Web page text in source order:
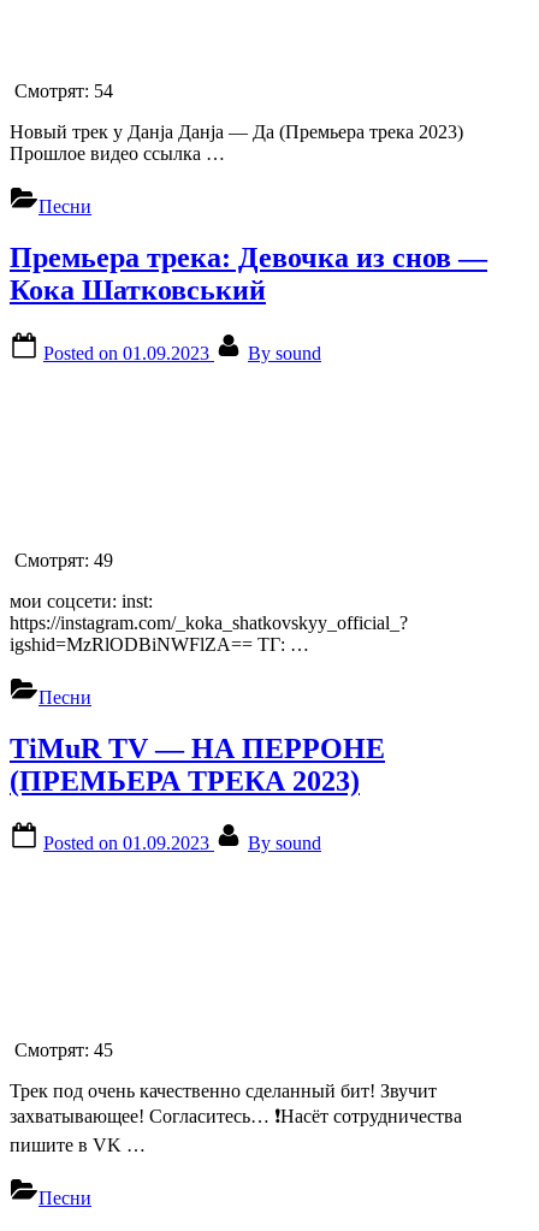
Смотрят: 54
Новый трек у Данja Данja — Да (Премьера трека 2023)
Прошлое видео ссылка …
Песни
Премьера трека: Девочка из снов —
Кока Шатковський
Posted on 01.09.2023 By sound
Смотрят: 49
мои соцсети: inst:
https://instagram.com/_koka_shatkovskyy_official_?
igshid=MzRlODBiNWFlZA== ТГ: …
Песни
TiMuR TV — НА ПЕРРОНЕ
(ПРЕМЬЕРА ТРЕКА 2023)
Posted on 01.09.2023 By sound
Смотрят: 45
Трек под очень качественно сделанный бит! Звучит
захватывающее! Согласитесь… ❗Насёт сотрудничества
пишите в VK …
Песни